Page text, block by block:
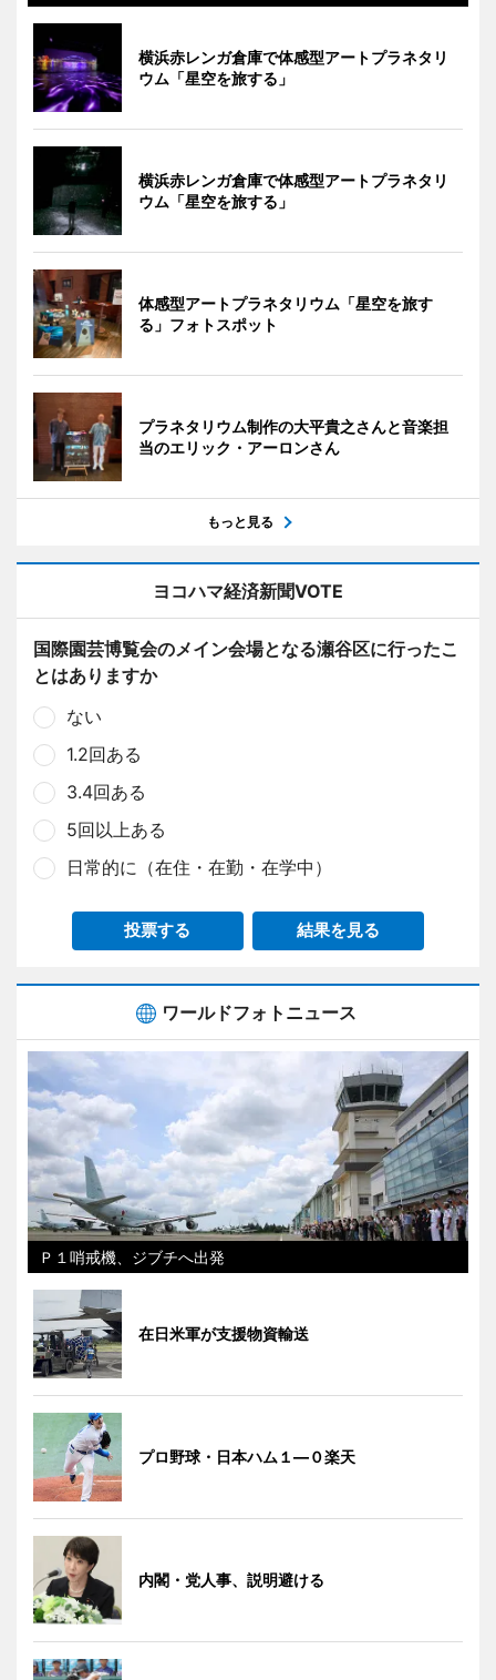
横浜赤レンガ倉庫で体感型アートプラネタリ
ウム「星空を旅する」
横浜赤レンガ倉庫で体感型アートプラネタリ
ウム「星空を旅する」
体感型アートプラネタリウム「星空を旅す
る」フォトスポット
プラネタリウム制作の大平貴之さんと音楽担
当のエリック・アーロンさん
もっと見る
ヨコハマ経済新聞VOTE
国際園芸博覧会のメイン会場となる瀬谷区に行ったこ
とはありますか
ない
1.2回ある
3.4回ある
5回以上ある
日常的に（在住・在勤・在学中）
投票する 結果を見る
ワールドフォトニュース
Ｐ１哨戒機、ジブチへ出発
在日米軍が支援物資輸送
プロ野球・日本ハム１―０楽天
内閣・党人事、説明避ける